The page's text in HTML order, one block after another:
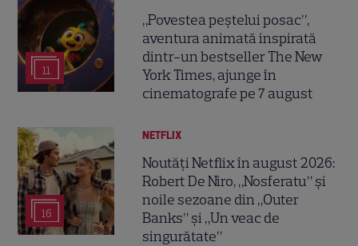
11
„Povestea peștelui posac”,
aventura animată inspirată
dintr-un bestseller The New
York Times, ajunge în
cinematografe pe 7 august
16
NETFLIX
Noutăți Netflix în august 2026:
Robert De Niro, „Nosferatu” și
noile sezoane din „Outer
Banks” și „Un veac de
singurătate”